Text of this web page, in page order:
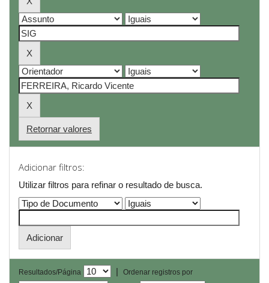
Retornar valores
Adicionar filtros:
Utilizar filtros para refinar o resultado de busca.
Resultados/Página |
Ordenar registros por